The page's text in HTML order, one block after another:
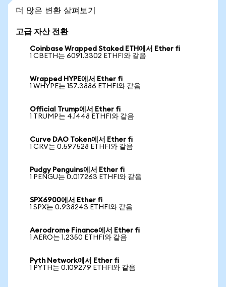
더 많은 변환 살펴보기
고급 자산 전환
Coinbase Wrapped Staked ETH에서 Ether fi
1 CBETH는 6091.3302 ETHFI와 같음
Wrapped HYPE에서 Ether fi
1 WHYPE는 157.3886 ETHFI와 같음
Official Trump에서 Ether fi
1 TRUMP는 4.1448 ETHFI와 같음
Curve DAO Token에서 Ether fi
1 CRV는 0.597528 ETHFI와 같음
Pudgy Penguins에서 Ether fi
1 PENGU는 0.017263 ETHFI와 같음
SPX6900에서 Ether fi
1 SPX는 0.938243 ETHFI와 같음
Aerodrome Finance에서 Ether fi
1 AERO는 1.2350 ETHFI와 같음
Pyth Network에서 Ether fi
1 PYTH는 0.109279 ETHFI와 같음